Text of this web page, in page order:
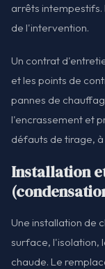
arrêts
de l'intervention.
Un contrat
et les points de
pannes de
l'encrassement et
défauts de tirage,
Installation
Une installation de
surface, l'isolation,
chaude. Le